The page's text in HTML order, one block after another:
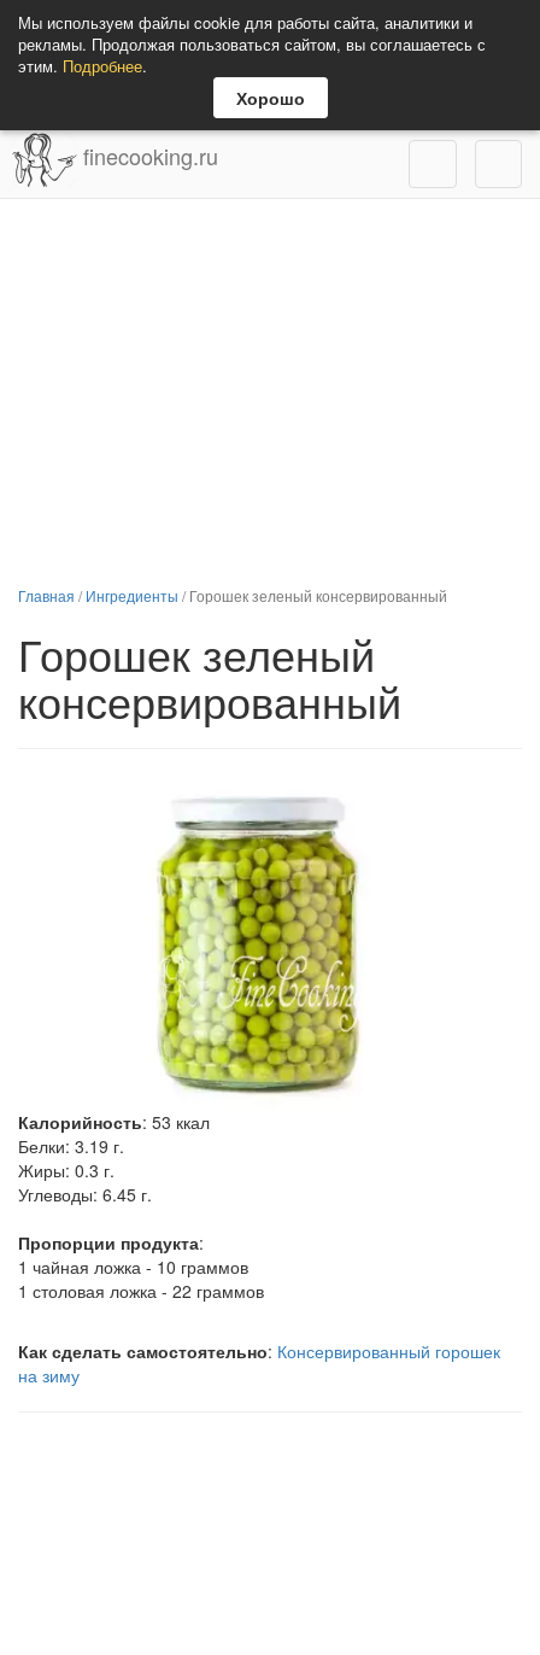
Мы используем файлы cookie для работы сайта, аналитики и
рекламы. Продолжая пользоваться сайтом, вы соглашаетесь с
этим. Подробнее.
Хорошо
finecooking.ru
Главная /Ингредиенты /Горошек зеленый консервированный
Горошек зеленый
консервированный
Калорийность: 53 ккал
Белки: 3.19 г.
Жиры: 0.3 г.
Углеводы: 6.45 г.
Пропорции продукта:
1 чайная ложка - 10 граммов
1 столовая ложка - 22 граммов
Как сделать самостоятельно: Консервированный горошек
на зиму